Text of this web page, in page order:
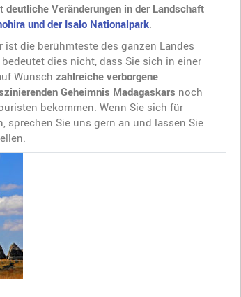
deutliche Veränderungen in der Landschaft
und der Isalo Nationalpark.
die berühmteste des ganzen Landes
dies nicht, dass Sie sich in einer
Wunsch zahlreiche verborgene
Geheimnis Madagaskars noch
bekommen. Wenn Sie sich für
sprechen Sie uns gern an und lassen Sie